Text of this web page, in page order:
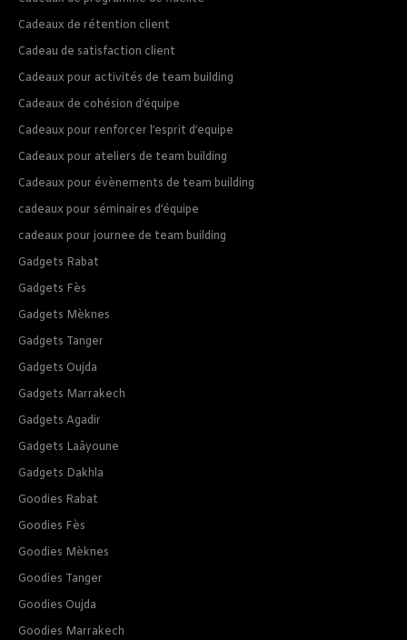
Cadeaux de rétention client
Cadeau de satisfaction client
Cadeaux pour activités de team building
Cadeaux de cohésion d’équipe
Cadeaux pour renforcer l’esprit d’equipe
Cadeaux pour ateliers de team building
Cadeaux pour évènements de team building
cadeaux pour séminaires d’équipe
cadeaux pour journee de team building
Gadgets Rabat
Gadgets Fès
Gadgets Mèknes
Gadgets Tanger
Gadgets Oujda
Gadgets Marrakech
Gadgets Agadir
Gadgets Laâyoune
Gadgets Dakhla
Goodies Rabat
Goodies Fès
Goodies Mèknes
Goodies Tanger
Goodies Oujda
Goodies Marrakech